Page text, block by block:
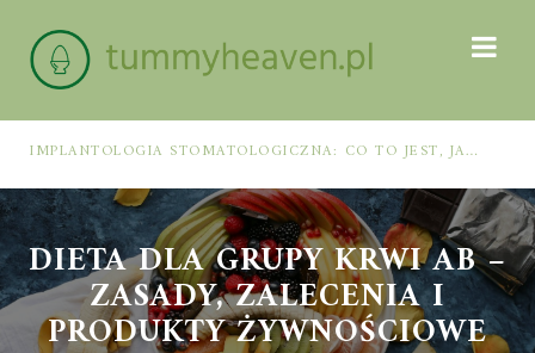
IMPLANTOLOGIA STOMATOLOGICZNA: CO TO JEST, JAK WYGLĄDA PROCES IMPLANTACJI I GOJENIA ORAZ DLA KOGO MA ZASTOSOWANIE
DIETA DLA GRUPY KRWI AB –
ZASADY, ZALECENIA I
PRODUKTY ŻYWNOŚCIOWE